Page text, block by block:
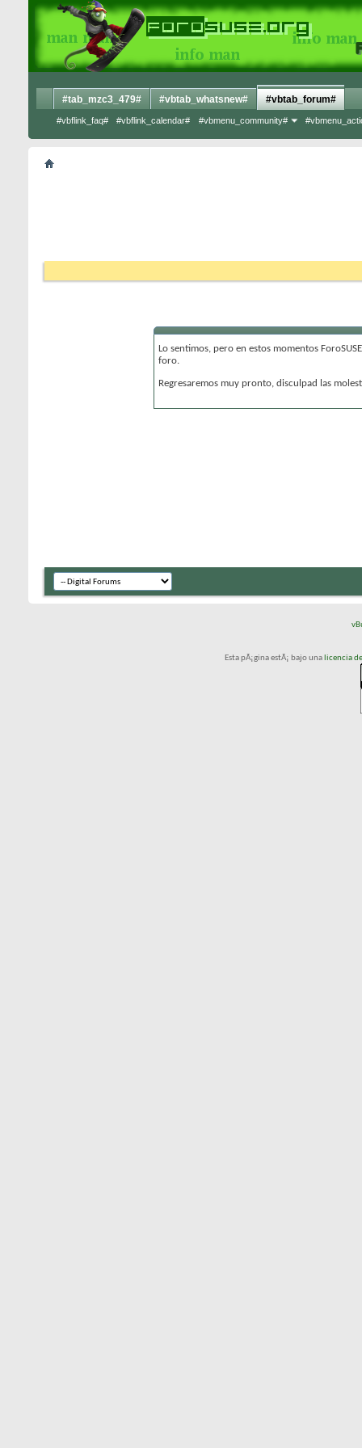
#tab_mzc3_479# #vbtab_whatsnew# #vbtab_forum#
#vbflink_faq# #vbflink_calendar# #vbmenu_community#
Lo sentimos, pero en estos momentos
foro.
Regresaremos muy pronto, disculpad las
Esta pÃ¡gina estÃ¡ bajo una licencia